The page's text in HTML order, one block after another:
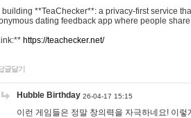
building **TeaChecker**: a privacy-first service
dating feedback app where people
https://teachecker.net/
글달기
Hubble Birthday 26-04-17 15:15
이런 게임들은 정말 창의력을 자극하네요! 이